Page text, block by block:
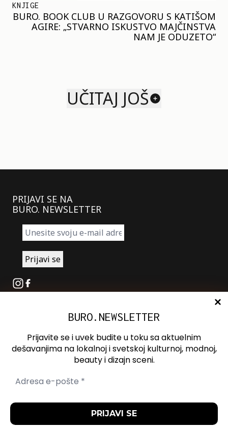
KNJIGE
BURO. BOOK CLUB U RAZGOVORU S KATIŠOM
AGIRE: „STVARNO ISKUSTVO MAJČINSTVA
NAM JE ODUZETO“
UČITAJ JOŠ
PRIJAVI SE NA
BURO. NEWSLETTER
Instagram
Facebook
Oglašavanje
Kontakt
Spotify
BURO.NEWSLETTER
Prijavite se i uvek budite u toku sa aktuelnim
dešavanjima na lokalnoj i svetskoj kulturnoj, modnoj,
beauty i dizajn sceni.